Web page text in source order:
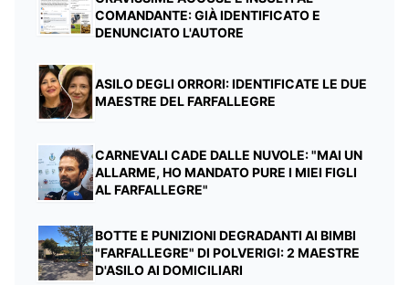
COMANDANTE: GIÀ IDENTIFICATO E
DENUNCIATO L'AUTORE
ASILO DEGLI ORRORI: IDENTIFICATE LE DUE
MAESTRE DEL FARFALLEGRE
CARNEVALI CADE DALLE NUVOLE: "MAI UN
ALLARME, HO MANDATO PURE I MIEI FIGLI
AL FARFALLEGRE"
BOTTE E PUNIZIONI DEGRADANTI AI BIMBI
"FARFALLEGRE" DI POLVERIGI: 2 MAESTRE
D'ASILO AI DOMICILIARI